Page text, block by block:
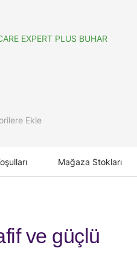
EXPERT PLUS BUHAR
Ekle
Mağaza Stokları
ve güçlü